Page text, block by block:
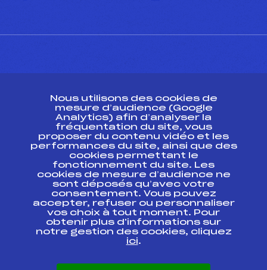
Ressources
Pass’Neige
Projet sportif fédéral
Projet de performance fédéral
Antidopage
Pôle Développement, Formation, Suivi
Scientifique
Listes ministérielles
Pôle vie de l’athlète
Enseignement professionnel
Nous utilisons des cookies de
mesure d’audience (Google
Analytics) afin d’analyser la
fréquentation du site, vous
proposer du contenu vidéo et les
performances du site, ainsi que des
cookies permettant le
fonctionnement du site. Les
cookies de mesure d’audience ne
sont déposés qu’avec votre
consentement. Vous pouvez
accepter, refuser ou personnaliser
vos choix à tout moment. Pour
obtenir plus d'informations sur
notre gestion des cookies, cliquez
ici.